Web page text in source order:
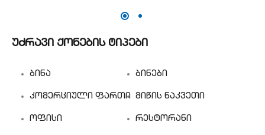
უძრავი ქონების ტიპები
ბინა ბინები
კომერციული ფართი მიწის ნაკვეთი
ოფისი რესტორანი